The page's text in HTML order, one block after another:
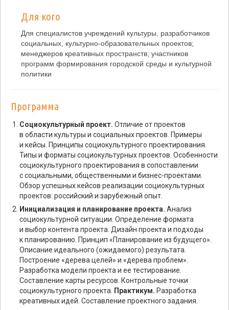
Для кого
Для специалистов учреждений культуры, разработчиков
социальных, культурно-образовательных проектов;
менеджеров креативных пространств; участников
программ формирования городской среды и культурной
политики
Программа
Социокультурный проект. Отличие от проектов
в области культуры и социальных проектов. Примеры
и кейсы. Принципы социокультурного проектирования.
Типы и форматы социокультурных проектов. Особенности
социокультурного проектирования в сопоставлении
с социальными, общественными и бизнес-проектами.
Обзор успешных кейсов реализации социокультурных
проектов: российский и зарубежный опыт.
Инициализация и планирование проекта. Анализ
социокультурной ситуации. Определение формата
и выбор контента проекта. Дизайн проекта и подходы
к планированию. Принцип «Планирование из будущего».
Описание идеального (ожидаемого) результата.
Построение «дерева целей» и «дерева проблем».
Разработка модели проекта и ее тестирование.
Составление карты ресурсов. Контрольные точки
социокультурного проекта.
Практикум. Разработка
креативных идей. Составление проектного задания.